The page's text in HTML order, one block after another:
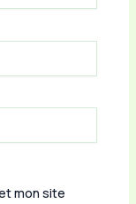
mon site